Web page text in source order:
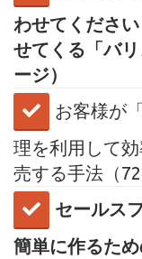
わせてくださ
せてくる「バ
ージ）
お客様が
理を利用して
売する手法（72
セールス
簡単に作るた